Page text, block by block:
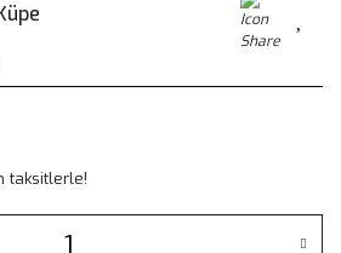
taksitlerle!